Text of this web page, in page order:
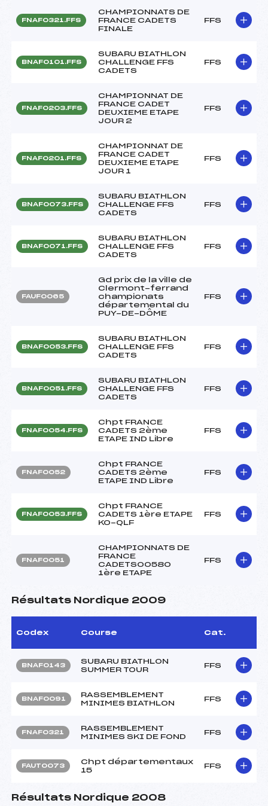
FNAF0321.FFS
CHAMPIONNATS DE
FRANCE CADETS
FINALE
FFS
BNAF0101.FFS
SUBARU BIATHLON
CHALLENGE FFS
CADETS
FFS
FNAF0203.FFS
CHAMPIONNAT DE
FRANCE CADET
DEUXIEME ETAPE
JOUR 2
FFS
FNAF0201.FFS
CHAMPIONNAT DE
FRANCE CADET
DEUXIEME ETAPE
JOUR 1
FFS
BNAF0073.FFS
SUBARU BIATHLON
CHALLENGE FFS
CADETS
FFS
BNAF0071.FFS
SUBARU BIATHLON
CHALLENGE FFS
CADETS
FFS
FAUF0065
Gd prix de la ville de
Clermont-ferrand
championats
départemental du
PUY-DE-DÔME
FFS
BNAF0053.FFS
SUBARU BIATHLON
CHALLENGE FFS
CADETS
FFS
BNAF0051.FFS
SUBARU BIATHLON
CHALLENGE FFS
CADETS
FFS
FNAF0054.FFS
Chpt FRANCE
CADETS 2ème
ETAPE IND Libre
FFS
FNAF0052
Chpt FRANCE
CADETS 2ème
ETAPE IND Libre
FFS
FNAF0053.FFS
Chpt FRANCE
CADETS 1ère ETAPE
KO-QLF
FFS
FNAF0051
CHAMPIONNATS DE
FRANCE
CADETS00580
1ère ETAPE
FFS
Résultats Nordique 2009
Codex Course Cat.
BNAF0143
SUBARU BIATHLON
SUMMER TOUR
FFS
BNAF0091
RASSEMBLEMENT
MINIMES BIATHLON
FFS
FNAF0321
RASSEMBLEMENT
MINIMES SKI DE FOND
FFS
FAUT0073
Chpt départementaux
15
FFS
Résultats Nordique 2008